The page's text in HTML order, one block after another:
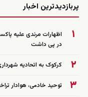
پربازدیدترین اخبار
۱
اظهارات مرندی علیه
در پی داشت
۲ کرکوک به اتحادیه
۳ توحید خادمی، هوادار تراختور